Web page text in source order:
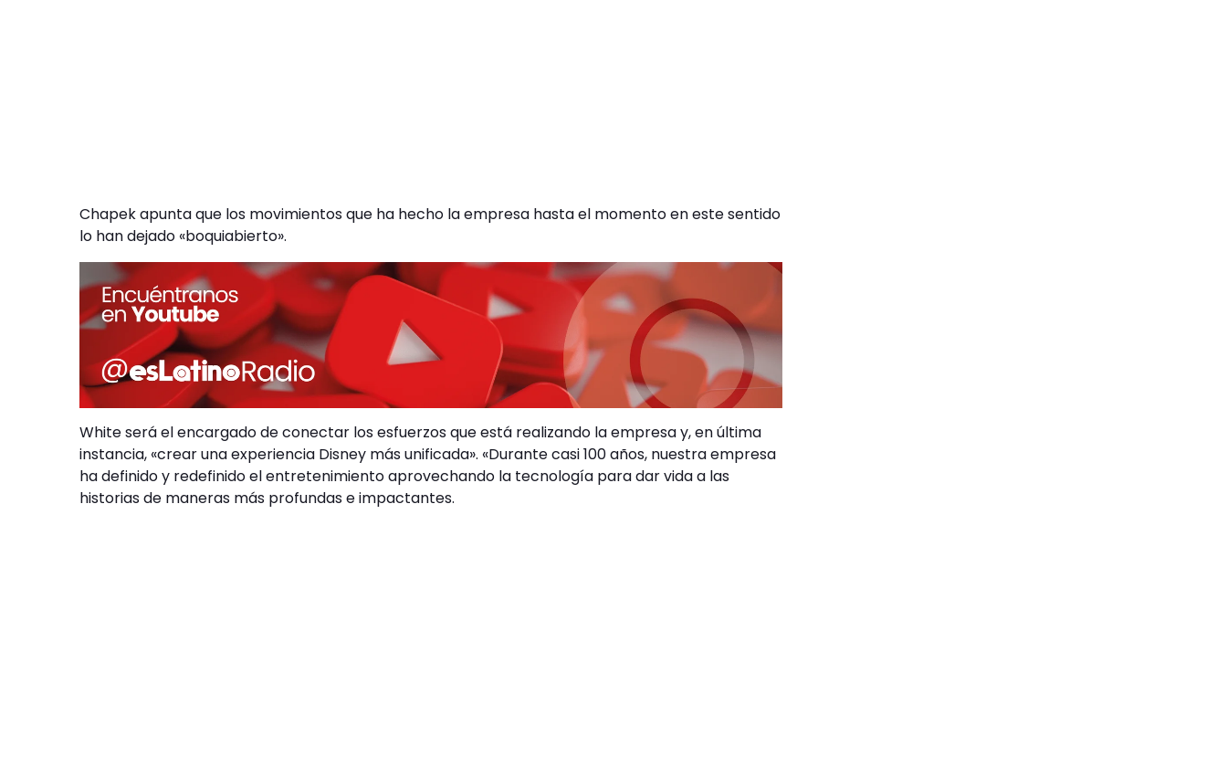
Chapek apunta que los movimientos que ha hecho la empresa hasta el momento en este sentido
lo han dejado «boquiabierto».
White será el encargado de conectar los esfuerzos que está realizando la empresa y, en última
instancia, «crear una experiencia Disney más unificada». «Durante casi 100 años, nuestra empresa
ha definido y redefinido el entretenimiento aprovechando la tecnología para dar vida a las
historias de maneras más profundas e impactantes.